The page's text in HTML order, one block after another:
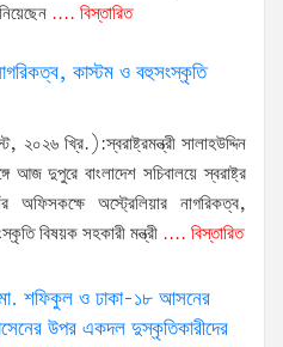
.... বিস্তারিত
নাগরিকত্ব, কাস্টম ও বহুসংস্কৃতি
খ্রি.):স্বরাষ্ট্রমন্ত্রী সালাহউদ্দিন
দুপুরে বাংলাদেশ সচিবালয়ে স্বরাষ্ট্র
অফিসকক্ষে অস্ট্রেলিয়ার নাগরিকত্ব,
বিষয়ক সহকারী মন্ত্রী .... বিস্তারিত
শফিকুল ও ঢাকা-১৮ আসনের
উপর একদল দুস্কৃতিকারীদের